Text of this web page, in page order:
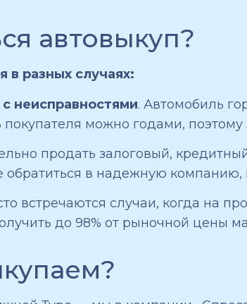
автовыкуп?
в разных случаях:
неисправностями. Автомобиль
покупателя можно годами,
продать залоговый,
в надежную
встречаются случаи, когда на
до 98% от рыночной цены